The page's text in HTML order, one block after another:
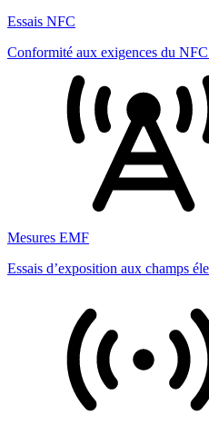
Essais NFC
Conformité aux exigences du
Mesures EMF
Essais d’exposition aux champs